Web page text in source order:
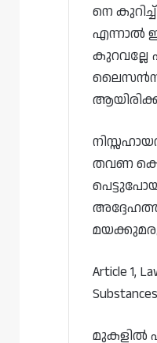
നെ
എന്നാൽ
കുറവല്ലേ
ലൈസൻസ്,
തവണ
Article 1,
മുകളിൽ